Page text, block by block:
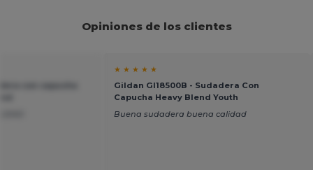
Opiniones de los clientes
★ ★ ★ ★ ★
Gildan GI18500B - Sudadera Con
Capucha Heavy Blend Youth
Buena sudadera buena calidad